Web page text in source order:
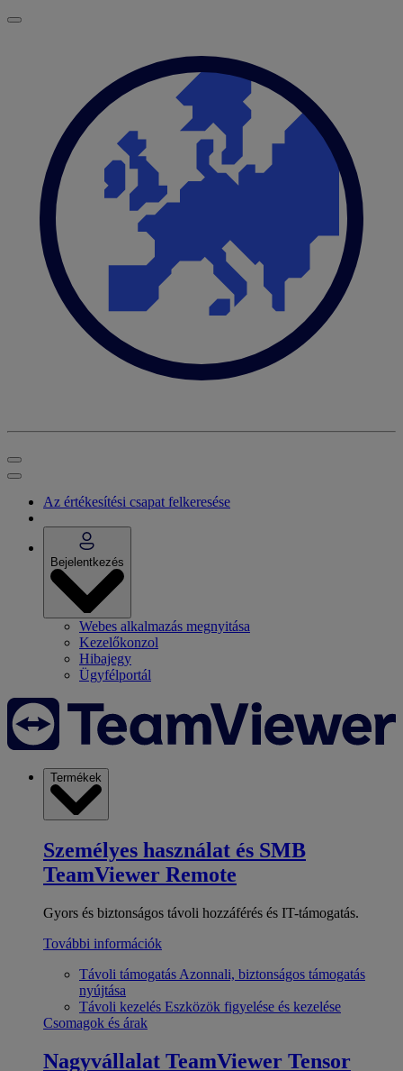
Az értékesítési csapat felkeresése
Bejelentkezés
Webes alkalmazás megnyitása
Kezelőkonzol
Hibajegy
Ügyfélportál
Termékek
Személyes használat és SMB
TeamViewer Remote
Gyors és biztonságos távoli hozzáférés és IT-támogatás.
További információk
Távoli támogatás Azonnali, biztonságos támogatás
nyújtása
Távoli kezelés Eszközök figyelése és kezelése
Csomagok és árak
Nagyvállalat TeamViewer Tensor